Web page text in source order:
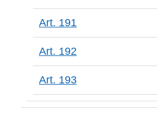
Art. 191
Art. 192
Art. 193